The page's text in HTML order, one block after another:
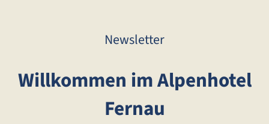
Newsletter
Willkommen im Alpenhotel
Fernau